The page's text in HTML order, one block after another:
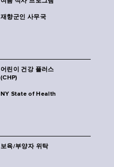
재향군인 사무국
어린이 건강 플러스
(CHP)
NY State of Health
보육/부양자 위탁